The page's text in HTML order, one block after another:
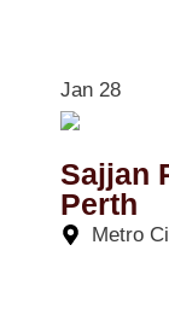
Jan 28
Sajjan
Perth
Metro